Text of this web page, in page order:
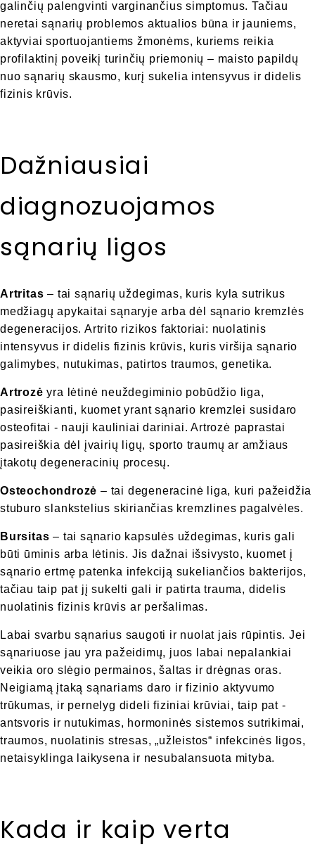
galinčių palengvinti varginančius simptomus. Tačiau
neretai sąnarių problemos aktualios būna ir jauniems,
aktyviai sportuojantiems žmonėms, kuriems reikia
profilaktinį poveikį turinčių priemonių – maisto papildų
nuo sąnarių skausmo, kurį sukelia intensyvus ir didelis
fizinis krūvis.
Dažniausiai
diagnozuojamos
sąnarių ligos
Artritas– tai sąnarių uždegimas, kuris kyla sutrikus
medžiagų apykaitai sąnaryje arba dėl sąnario kremzlės
degeneracijos. Artrito rizikos faktoriai: nuolatinis
intensyvus ir didelis fizinis krūvis, kuris viršija sąnario
galimybes, nutukimas, patirtos traumos, genetika.
Artrozėyra lėtinė neuždegiminio pobūdžio liga,
pasireiškianti, kuomet yrant sąnario kremzlei susidaro
osteofitai - nauji kauliniai dariniai. Artrozė paprastai
pasireiškia dėl įvairių ligų, sporto traumų ar amžiaus
įtakotų degeneracinių procesų.
Osteochondrozė – tai degeneracinė liga, kuri pažeidžia
stuburo slankstelius skiriančias kremzlines pagalvėles.
Bursitas– tai sąnario kapsulės uždegimas, kuris gali
būti ūminis arba lėtinis. Jis dažnai išsivysto, kuomet į
sąnario ertmę patenka infekciją sukeliančios bakterijos,
tačiau taip pat jį sukelti gali ir patirta trauma, didelis
nuolatinis fizinis krūvis ar peršalimas.
Labai svarbu sąnarius saugoti ir nuolat jais rūpintis. Jei
sąnariuose jau yra pažeidimų, juos labai nepalankiai
veikia oro slėgio permainos, šaltas ir drėgnas oras.
Neigiamą įtaką sąnariams daro ir fizinio aktyvumo
trūkumas, ir pernelyg dideli fiziniai krūviai, taip pat -
antsvoris ir nutukimas, hormoninės sistemos sutrikimai,
traumos, nuolatinis stresas, „užleistos“ infekcinės ligos,
netaisyklinga laikysena ir nesubalansuota mityba.
Kada ir kaip verta